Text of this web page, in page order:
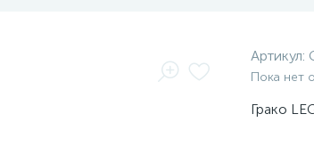
Артикул:
Пока нет
Грако